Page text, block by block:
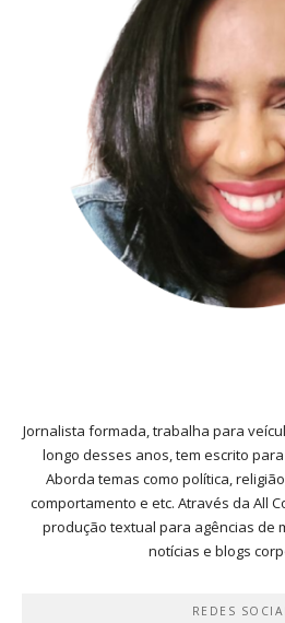
Jornalista formada, trabalha para
longo desses anos, tem escrito
Aborda temas como política,
comportamento e etc. Através da All
produção textual para agências de
notícias e blogs
REDES